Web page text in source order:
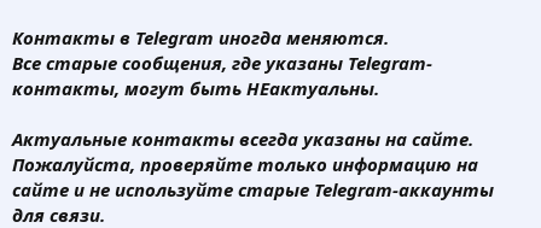
Контакты в Telegram иногда меняются.
Все старые сообщения, где указаны Telegram-
контакты, могут быть НЕактуальны.
Актуальные контакты всегда указаны на сайте.
Пожалуйста, проверяйте только информацию на
сайте и не используйте старые Telegram-аккаунты
для связи.